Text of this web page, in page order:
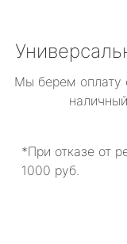
Мы берем оплату
*При отказе от
1000 руб.